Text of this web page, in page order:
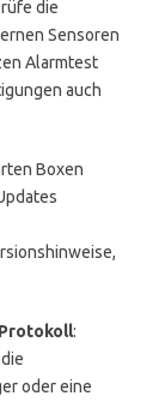
die
Sensoren
Alarmtest
auch
Boxen
:
oder eine